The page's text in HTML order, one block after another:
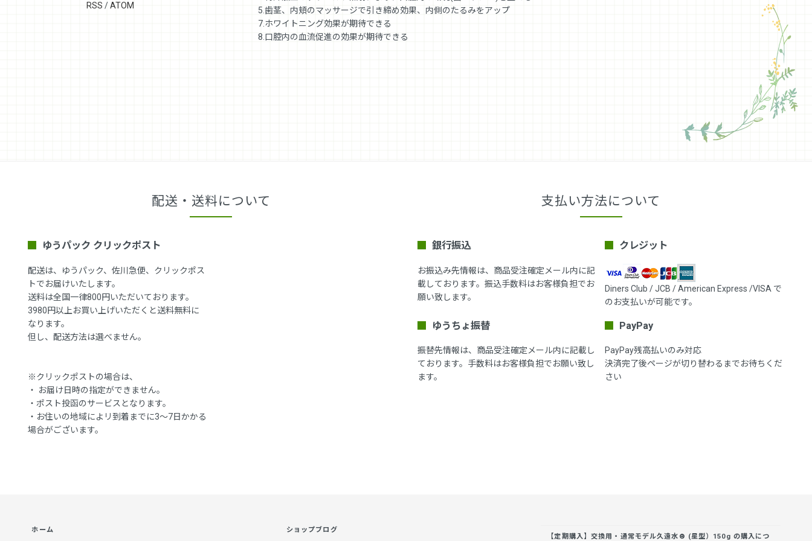
5.歯茎、内頬のマッサージで引き締め効果、内側のたるみをアップ
7.ホワイトニング効果が期待できる
8.口腔内の血流促進の効果が期待できる
RSS /ATOM
配送・送料について
ゆうパック クリックポスト
配送は、ゆうパック、佐川急便、クリックポス
トでお届けいたします。
送料は全国一律800円いただいております。
3980円以上お買い上げいただくと送料無料に
なります。
但し、配送方法は選べません。
※クリックポストの場合は、
・ お届け日時の指定ができません。
・ポスト投函のサービスとなります。
・お住いの地域によリ到着までに3～7日かかる
場合がございます。
支払い方法について
銀行振込
お振込み先情報は、商品受注確定メール内に記
載しております。振込手数料はお客様負担でお
願い致します。
クレジット
Diners Club / JCB / American Express /VISA で
のお支払いが可能です。
ゆうちょ振替
振替先情報は、商品受注確定メール内に記載し
ております。手数料はお客様負担でお願い致し
ます。
PayPay
PayPay残高払いのみ対応
決済完了後ページが切り替わるまでお待ちくだ
さい
ホーム
ショップブログ
【定期購入】交換用・通常モデル久遠水® (星型）150g の購入につ